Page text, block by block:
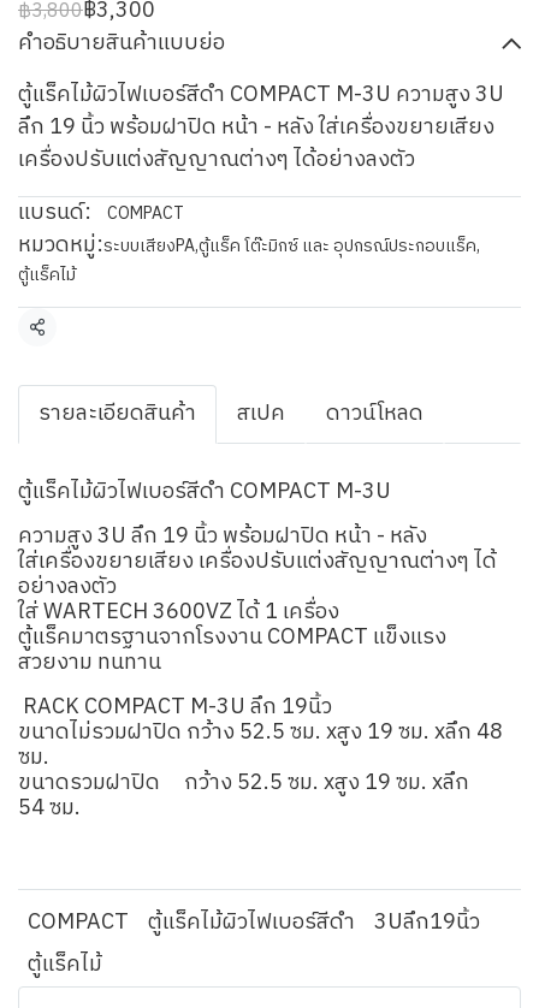
฿3,800฿3,300
คำอธิบายสินค้าแบบย่อ
ตู้แร็คไม้ผิวไฟเบอร์สีดำ COMPACT M-3U ความสูง 3U
ลึก 19 นิ้ว พร้อมฝาปิด หน้า - หลัง ใส่เครื่องขยายเสียง
เครื่องปรับแต่งสัญญาณต่างๆ ได้อย่างลงตัว
แบรนด์:
COMPACT
หมวดหมู่:ระบบเสียงPA,ตู้แร็ค โต๊ะมิกซ์ และ อุปกรณ์ประกอบแร็ค,
ตู้แร็คไม้
แชร์
รายละเอียดสินค้า สเปค ดาวน์โหลด
ตู้แร็คไม้ผิวไฟเบอร์สีดำ COMPACT M-3U
ความสูง 3U ลึก 19 นิ้ว พร้อมฝาปิด หน้า - หลัง
ใส่เครื่องขยายเสียง เครื่องปรับแต่งสัญญาณต่างๆ ได้
อย่างลงตัว
ใส่ WARTECH 3600VZ ได้ 1 เครื่อง
ตู้แร็คมาตรฐานจากโรงงาน COMPACT แข็งแรง
สวยงาม ทนทาน
RACK COMPACT M-3U ลึก 19นิ้ว
ขนาดไม่รวมฝาปิด กว้าง 52.5 ซม. xสูง 19 ซม. xลึก 48
ซม.
ขนาดรวมฝาปิด กว้าง 52.5 ซม. xสูง 19 ซม. xลึก
54 ซม.
COMPACT ตู้แร็คไม้ผิวไฟเบอร์สีดำ 3Uลึก19นิ้ว
ตู้แร็คไม้